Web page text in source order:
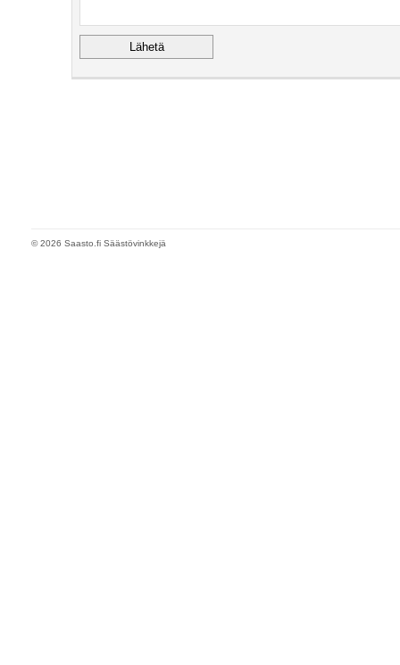
© 2026 Saasto.fi Säästövinkkejä